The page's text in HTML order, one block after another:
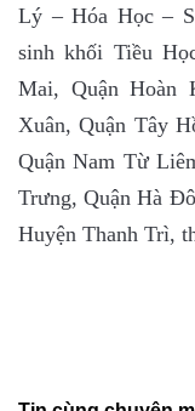
Lý – Hóa Học –
sinh khối Tiều
Mai, Quận Hoàn
Xuân, Quận Tây
Quận Nam Từ
Trưng, Quận Hà
Huyện Thanh Trì,